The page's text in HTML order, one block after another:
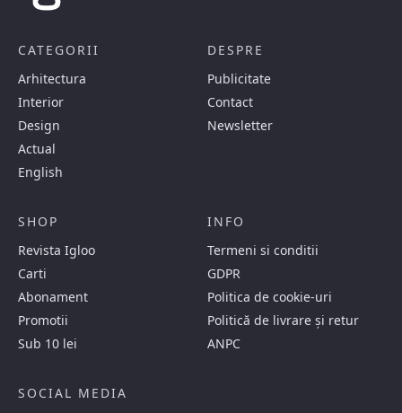
CATEGORII
Arhitectura
Interior
Design
Actual
English
DESPRE
Publicitate
Contact
Newsletter
SHOP
Revista Igloo
Carti
Abonament
Promotii
Sub 10 lei
INFO
Termeni si conditii
GDPR
Politica de cookie-uri
Politică de livrare și retur
ANPC
SOCIAL MEDIA